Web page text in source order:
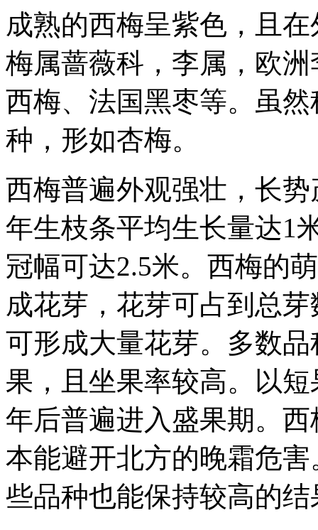
成熟的西梅呈紫色，且
梅属蔷薇科，李属，欧
西梅、法国黑枣等。虽
种，形如杏梅。
西梅普遍外观强壮，长
年生枝条平均生长量达1
冠幅可达2.5米。西梅的
成花芽，花芽可占到总
可形成大量花芽。多数
果，且坐果率较高。以
年后普遍进入盛果期。
本能避开北方的晚霜危
些品种也能保持较高的结